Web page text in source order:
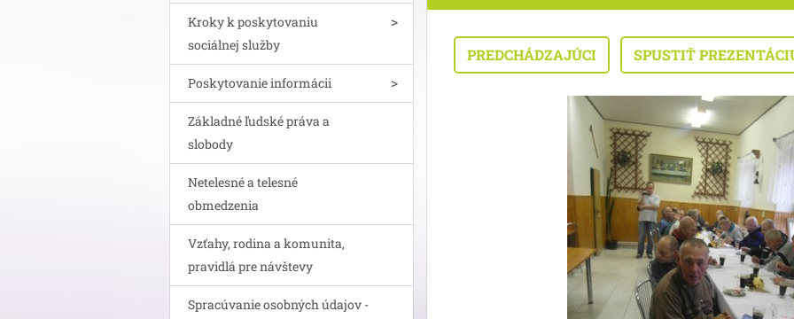
Kroky k poskytovaniu
sociálnej služby
Poskytovanie informácii
Základné ľudské práva a
slobody
Netelesné a telesné
obmedzenia
Vzťahy, rodina a komunita,
pravidlá pre návštevy
Spracúvanie osobných údajov -
PREDCHÁDZAJÚCI SPUSTIŤ